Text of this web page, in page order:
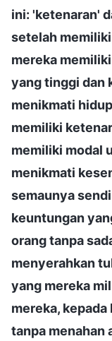
ini: 'ketenaran'
setelah
mereka
yang tinggi dan
menikmati
memiliki
memiliki modal
menikmati
semaunya
keuntungan
orang tanpa
menyerahkan
yang mereka
mereka,
tanpa menahan